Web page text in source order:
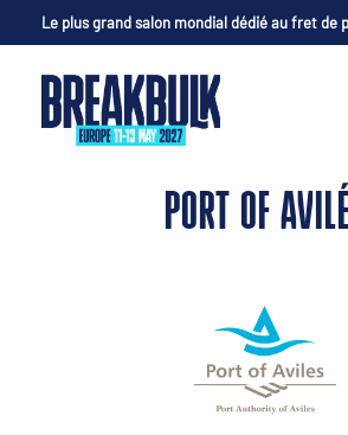
Le plus grand salon mondial dédié au fret de
PORT OF